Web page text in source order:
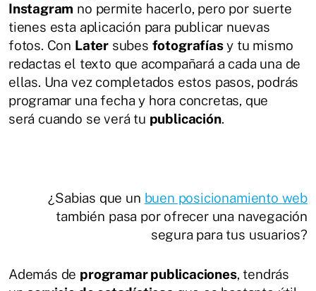
Instagram no permite hacerlo, pero por suerte
tienes esta aplicación para publicar nuevas
fotos. Con Latersubes fotografíasy tu mismo
redactas el texto que acompañará a cada una de
ellas. Una vez completados estos pasos, podrás
programar una fecha y hora concretas, que
será cuando se verá tu publicación.
¿Sabias que un buen posicionamiento web
también pasa por ofrecer una navegación
segura para tus usuarios?
Además de programar publicaciones, tendrás